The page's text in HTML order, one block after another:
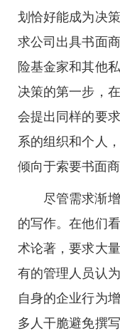
划恰好能成为决
求公司出具书面
险基金家和其他
决策的第一步，
会提出同样的要
系的组织和个人
倾向于索要书面商
尽管需求渐
的写作。在他们
术论著，要求大
有的管理人员认
自身的企业行为
多人干脆避免撰